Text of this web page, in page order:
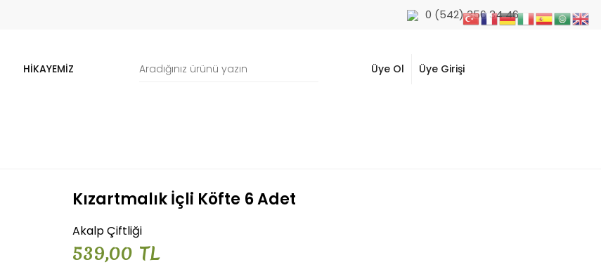
0 (542) 356 34 46
HIKAYEMIZ Üye Ol Üye Girişi
Kızartmalık İçli Köfte 6 Adet
Akalp Çiftliği
539,00 TL